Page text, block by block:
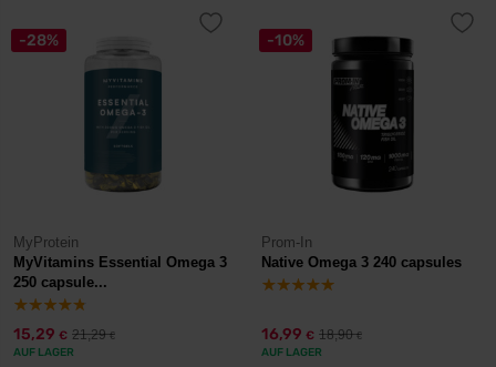
-28%
MyProtein
MyVitamins Essential Omega 3
250 capsule...
15,29 € 21,29€
AUF LAGER
-10%
Prom-In
Native Omega 3 240 capsules
16,99 € 18,90€
AUF LAGER